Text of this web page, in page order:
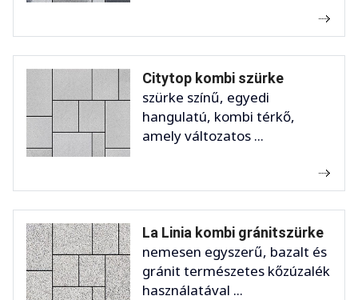
Citytop kombi szürke
szürke színű, egyedi
hangulatú, kombi térkő,
amely változatos ...
La Linia kombi gránitszürke
nemesen egyszerű, bazalt és
gránit természetes kőzúzalék
használatával ...